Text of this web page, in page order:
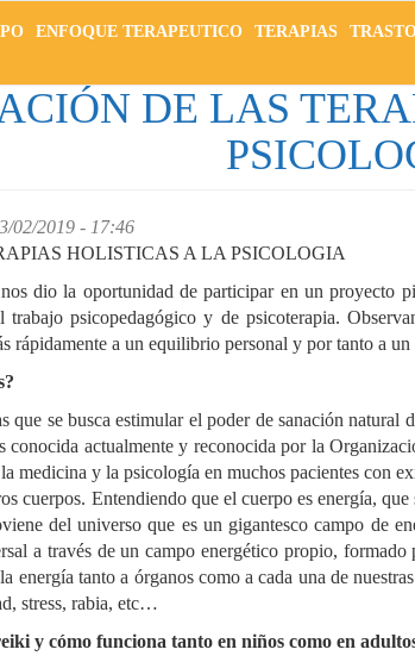
ENFOQUE TERAPEUTICO TERAPIAS
DE LAS
02/2019 - 17:46
HOLISTICAS A LA PSICOLOGIA
dio la oportunidad de participar en un proyecto
trabajo psicopedagógico y de psicoterapia.
rápidamente a un equilibrio personal y por tanto a un
que se busca estimular el poder de sanación
actualmente y reconocida por la
medicina y la psicología en muchos pacientes con
cuerpos. Entendiendo que el cuerpo es energía,
del universo que es un gigantesco campo de
a través de un campo energético propio,
energía tanto a órganos como a cada una de
stress, rabia, etc…
y cómo funciona tanto en niños como en